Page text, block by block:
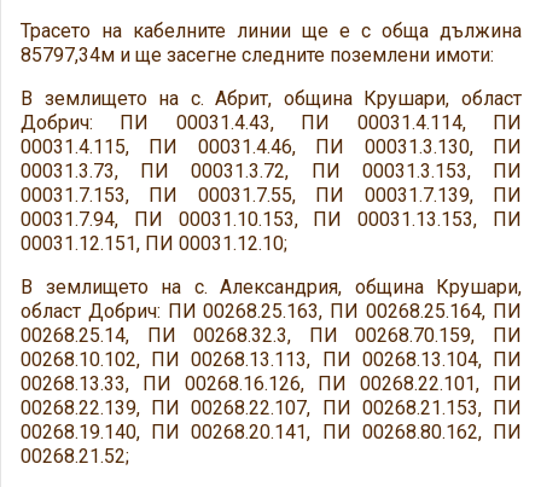
Трасето на кабелните линии ще е с обща дължина
85797,34м и ще засегне следните поземлени имоти:
В землището на с. Абрит, община Крушари, област
Добрич: ПИ 00031.4.43, ПИ 00031.4.114, ПИ
00031.4.115, ПИ 00031.4.46, ПИ 00031.3.130, ПИ
00031.3.73, ПИ 00031.3.72, ПИ 00031.3.153, ПИ
00031.7.153, ПИ 00031.7.55, ПИ 00031.7.139, ПИ
00031.7.94, ПИ 00031.10.153, ПИ 00031.13.153, ПИ
00031.12.151, ПИ 00031.12.10;
В землището на с. Александрия, община Крушари,
област Добрич: ПИ 00268.25.163, ПИ 00268.25.164, ПИ
00268.25.14, ПИ 00268.32.3, ПИ 00268.70.159, ПИ
00268.10.102, ПИ 00268.13.113, ПИ 00268.13.104, ПИ
00268.13.33, ПИ 00268.16.126, ПИ 00268.22.101, ПИ
00268.22.139, ПИ 00268.22.107, ПИ 00268.21.153, ПИ
00268.19.140, ПИ 00268.20.141, ПИ 00268.80.162, ПИ
00268.21.52;